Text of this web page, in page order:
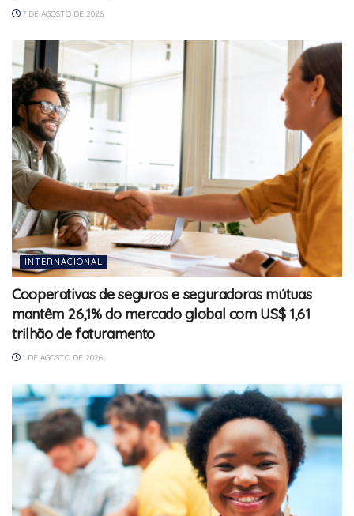
7 DE AGOSTO DE 2026
INTERNACIONAL
Cooperativas de seguros e seguradoras mútuas
mantêm 26,1% do mercado global com US$ 1,61
trilhão de faturamento
1 DE AGOSTO DE 2026